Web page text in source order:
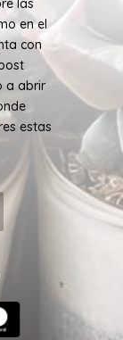
las
en el
con
a abrir
estas